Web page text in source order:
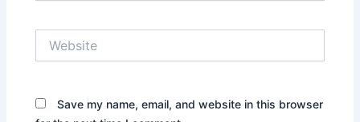
Save my name, email, and website in this browser